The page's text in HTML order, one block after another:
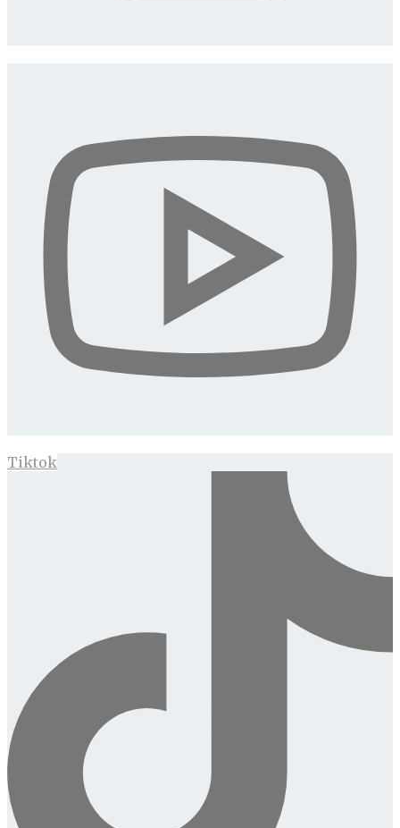
Tiktok